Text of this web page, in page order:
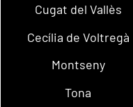
Cugat del Vallès
Cecília de Voltregà
Montseny
Tona